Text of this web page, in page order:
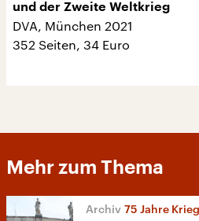
und der Zweite Weltkrieg
DVA, München 2021
352 Seiten, 34 Euro
Mehr zum Thema
75 Jahre